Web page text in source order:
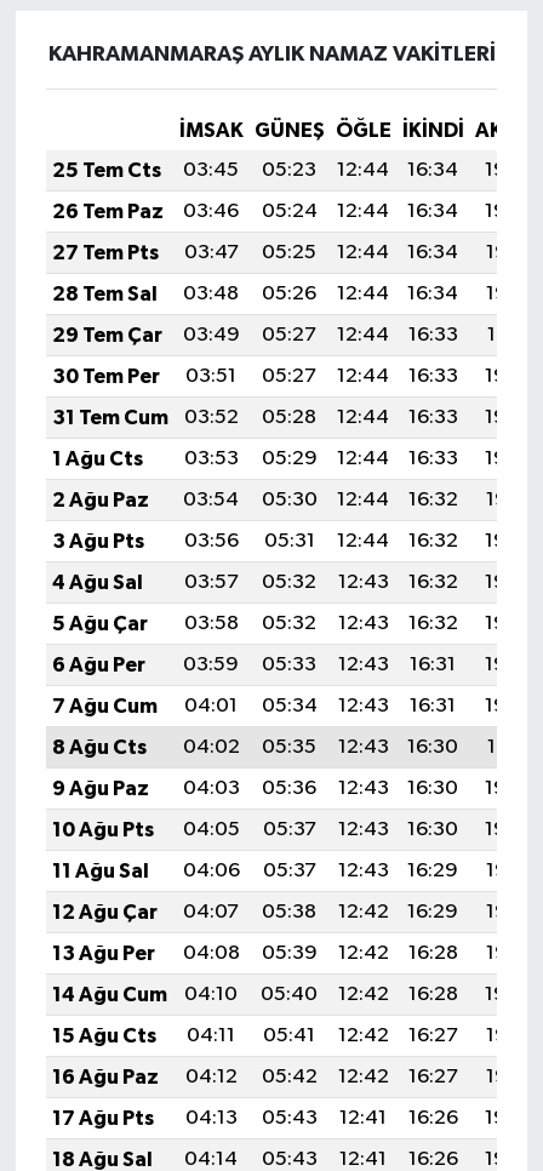
KAHRAMANMARAŞ AYLIK NAMAZ VAKITLERI
İMSAK GÜNEŞ ÖĞLE İKINDI
25 Tem Cts
03:45 05:23 12:44 16:34
19:54
26 Tem Paz
03:46 05:24 12:44 16:34
19:54
27 Tem Pts
03:47 05:25 12:44 16:34
19:53
28 Tem Sal
03:48 05:26 12:44 16:34
19:52
29 Tem Çar
03:49 05:27 12:44 16:33
19:51
30 Tem Per
03:51 05:27 12:44 16:33
19:50
31 Tem Cum
03:52 05:28 12:44 16:33
19:49
1 Ağu Cts
03:53 05:29 12:44 16:33
19:48
2 Ağu Paz
03:54 05:30 12:44 16:32
19:47
3 Ağu Pts
03:56 05:31 12:44 16:32
19:46
4 Ağu Sal
03:57 05:32 12:43 16:32
19:45
5 Ağu Çar
03:58 05:32 12:43 16:32
19:44
6 Ağu Per
03:59 05:33 12:43 16:31
19:43
7 Ağu Cum
04:01 05:34 12:43 16:31
19:42
8 Ağu Cts
04:02 05:35 12:43 16:30
19:41
9 Ağu Paz
04:03 05:36 12:43 16:30
19:40
10 Ağu Pts
04:05 05:37 12:43 16:30
19:39
11 Ağu Sal
04:06 05:37 12:43 16:29
19:38
12 Ağu Çar
04:07 05:38 12:42 16:29
19:37
13 Ağu Per
04:08 05:39 12:42 16:28
19:35
14 Ağu Cum
04:10 05:40 12:42 16:28
19:34
15 Ağu Cts
04:11 05:41 12:42 16:27
19:33
16 Ağu Paz
04:12 05:42 12:42 16:27
19:32
17 Ağu Pts
04:13 05:43 12:41 16:26
19:30
18 Ağu Sal
04:14 05:43 12:41 16:26
19:29